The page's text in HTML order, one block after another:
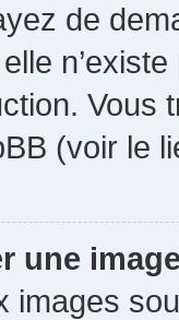
de
Vous
(voir le
une
images